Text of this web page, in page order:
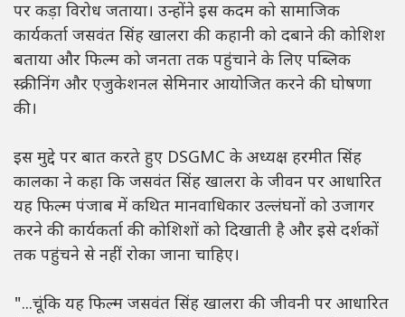
पर कड़ा विरोध जताया। उन्होंने इस कदम को सामाजिक
कार्यकर्ता जसवंत सिंह खालरा की कहानी को दबाने की कोशिश
बताया और फिल्म को जनता तक पहुंचाने के लिए पब्लिक
स्क्रीनिंग और एजुकेशनल सेमिनार आयोजित करने की घोषणा
की।
इस मुद्दे पर बात करते हुए DSGMC के अध्यक्ष हरमीत सिंह
कालका ने कहा कि जसवंत सिंह खालरा के जीवन पर आधारित
यह फिल्म पंजाब में कथित मानवाधिकार उल्लंघनों को उजागर
करने की कार्यकर्ता की कोशिशों को दिखाती है और इसे दर्शकों
तक पहुंचने से नहीं रोका जाना चाहिए।
"...चूंकि यह फिल्म जसवंत सिंह खालरा की जीवनी पर आधारित